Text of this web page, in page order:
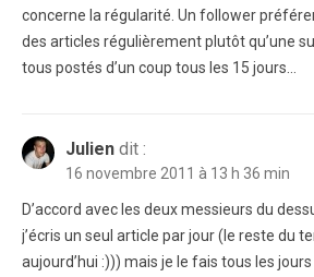
concerne la régularité. Un follower
des articles régulièrement plutôt qu’une
tous postés d’un coup tous les 15 jours…
Julien dit :
16 novembre 2011 à 13 h 36 min
D’accord avec les deux messieurs du
j’écris un seul article par jour (le reste du
aujourd’hui :))) mais je le fais tous les jours